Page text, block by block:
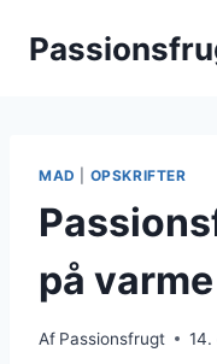
MAD OPSKRIFTER
på
Af Passionsfrugt